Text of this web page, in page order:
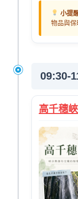
小提
物品與保
09:30-
高千穗峽